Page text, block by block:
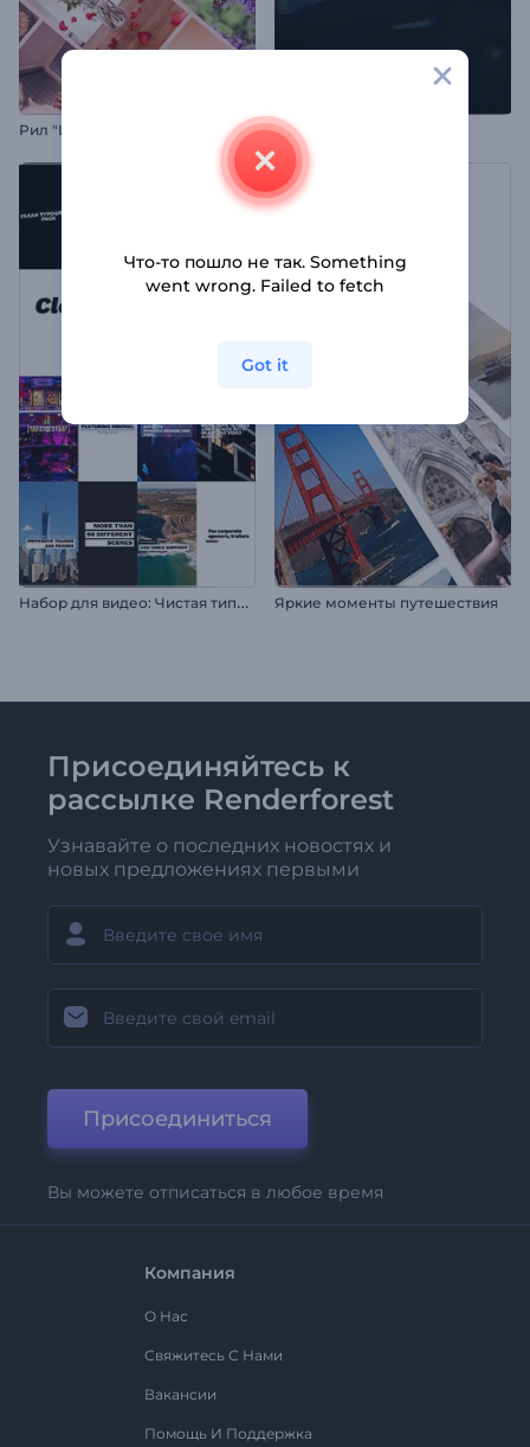
Рил "Цветочный бутик" Поездка вашей мечты
Н
абор для видео: Чистая типографика Яркие моменты путешествия
Присоединяйтесь к
рассылке Renderforest
Узнавайте о последних новостях и
новых предложениях первыми
Присоединиться
Вы можете отписаться в любое время
Компания
О Нас
Свяжитесь С Нами
Вакансии
Помощь И Поддержка
Что-то пошло не так. Something
went wrong. Failed to fetch
Got it